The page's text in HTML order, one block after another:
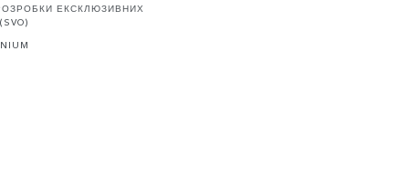
ЕКСКЛЮЗИВНИХ